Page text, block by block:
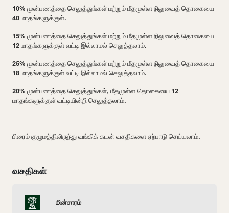
10% முன்பணத்தை செலுத்துங்கள் மற்றும் மீதமுள்ள நிலுவைத் தொகையை
40 மாதங்களுக்குள்.
15% முன்பணத்தை செலுத்துங்கள் மற்றும் மீதமுள்ள நிலுவைத் தொகையை
12 மாதங்களுக்குள் வட்டி இல்லாமல் செலுத்தலாம்.
25% முன்பணத்தை செலுத்துங்கள் மற்றும் மீதமுள்ள நிலுவைத் தொகையை
18 மாதங்களுக்குள் வட்டி இல்லாமல் செலுத்தலாம்.
20% முன்பணத்தை செலுத்துங்கள், மீதமுள்ள தொகையை 12
மாதங்களுக்குள் வட்டியின்றி செலுத்தலாம்.
பிரைம் குழுமத்திலிருந்து வங்கிக் கடன் வசதிகளை ஏற்பாடு செய்யலாம்.
வசதிகள்
மின்சாரம்